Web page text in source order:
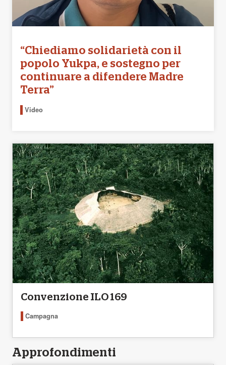
“Chiediamo solidarietà con il
popolo Yukpa, e sostegno per
continuare a difendere Madre
Terra”
Video
Convenzione ILO 169
Campagna
Approfondimenti